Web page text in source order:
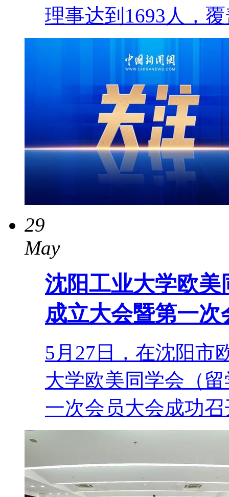
理事达到1693人，
29
May
沈阳工业大学欧
成立大会暨第一
5月27日，在沈阳市
大学欧美同学会（
一次会员大会成功